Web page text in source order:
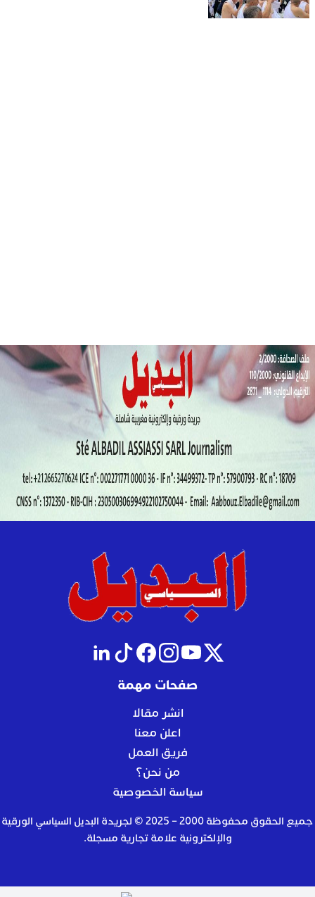
صفحات مهمة
انشر مقالا
اعلن معنا
فريق العمل
من نحن؟
سياسة الخصوصية
جميع الحقوق محفوظة 2000 – 2025 © لجريدة البديل السياسي الورقية
والإلكترونية علامة تجارية مسجلة.